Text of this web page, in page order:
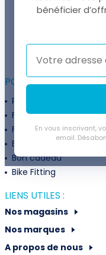
POUR ALLER PLUS
Programme fidélité
Financement
Flexibilité de paiement
Extension de garantie
Bon cadeau
Bike Fitting
LIENS UTILES :
Nos magasins
Nos marques
A propos de nous
bénéficier
En vous inscrivant,
email.